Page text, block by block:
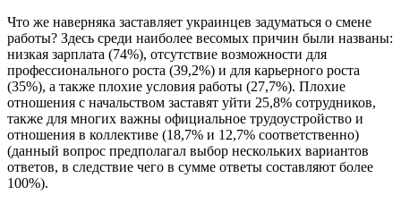
Что же наверняка заставляет украинцев задуматься о смене
работы? Здесь среди наиболее весомых причин были названы:
низкая зарплата (74%), отсутствие возможности для
профессионального роста (39,2%) и для карьерного роста
(35%), а также плохие условия работы (27,7%). Плохие
отношения с начальством заставят уйти 25,8% сотрудников,
также для многих важны официальное трудоустройство и
отношения в коллективе (18,7% и 12,7% соответственно)
(данный вопрос предполагал выбор нескольких вариантов
ответов, в следствие чего в сумме ответы составляют более
100%).